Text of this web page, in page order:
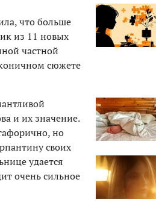
что больше
из 11 новых
частной
сюжете
и их значение.
но
своих
удается
очень сильное